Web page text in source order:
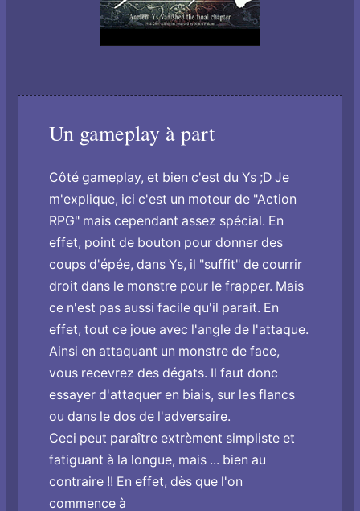
Un gameplay à part
Côté gameplay, et bien c'est du Ys ;D Je
m'explique, ici c'est un moteur de "Action
RPG" mais cependant assez spécial. En
effet, point de bouton pour donner des
coups d'épée, dans Ys, il "suffit" de courrir
droit dans le monstre pour le frapper. Mais
ce n'est pas aussi facile qu'il parait. En
effet, tout ce joue avec l'angle de l'attaque.
Ainsi en attaquant un monstre de face,
vous recevrez des dégats. Il faut donc
essayer d'attaquer en biais, sur les flancs
ou dans le dos de l'adversaire.
Ceci peut paraître extrèment simpliste et
fatiguant à la longue, mais ... bien au
contraire !! En effet, dès que l'on
commence à